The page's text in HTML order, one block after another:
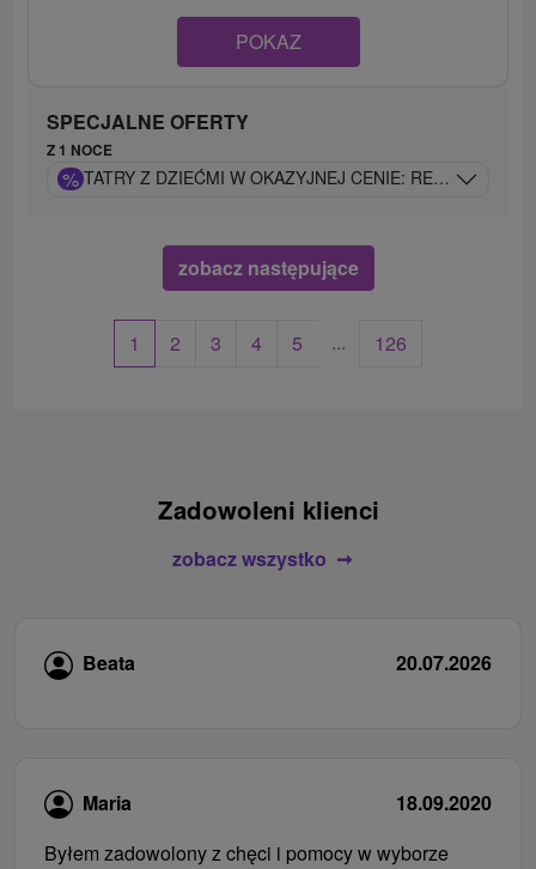
POKAZ
SPECJALNE OFERTY
Z 1 NOCE
% TATRY Z DZIEĆMI W OKAZYJNEJ CENIE: RELAKS DLA
zobacz następujące
1 2 3 4 5 ... 126
Zadowoleni klienci
zobacz wszystko
Beata 20.07.2026
Maria
18.09.2020
Byłem zadowolony z chęci i pomocy w wyborze